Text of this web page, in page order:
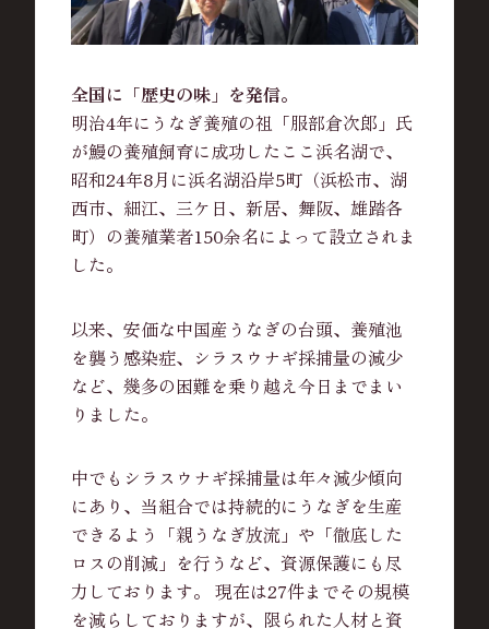
全国に「歴史の味」を発信。
明治4年にうなぎ養殖の祖「服部倉次郎」氏
が鰻の養殖飼育に成功したここ浜名湖で、
昭和24年8月に浜名湖沿岸5町（浜松市、湖
西市、細江、三ケ日、新居、舞阪、雄踏各
町）の養殖業者150余名によって設立されま
した。
以来、安価な中国産うなぎの台頭、養殖池
を襲う感染症、シラスウナギ採捕量の減少
など、幾多の困難を乗り越え今日までまい
りました。
中でもシラスウナギ採捕量は年々減少傾向
にあり、当組合では持続的にうなぎを生産
できるよう「親うなぎ放流」や「徹底した
ロスの削減」を行うなど、資源保護にも尽
力しております。 現在は27件までその規模
を減らしておりますが、限られた人材と資